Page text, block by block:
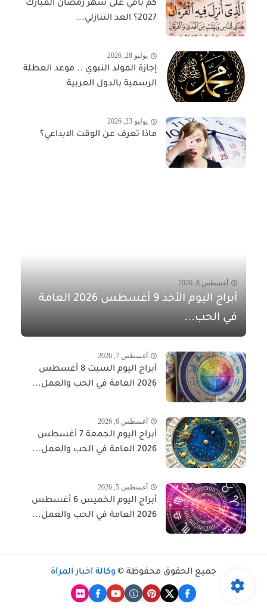
كم باقي على شهر رمضان المبارك
2027؟ العد التنازلي...
يوليو 28, 2026
إجازة المولد النبوي .. موعد العطلة
الرسمية بالدول العربية
يوليو 23, 2026
ماذا تعرف عن الوقت الابداعي؟
أغسطس 8, 2026
أبراج اليوم الأحد 9 أغسطس 2026 العامة
في الحب...
أغسطس 7, 2026
أبراج اليوم السبت 8 أغسطس
2026 العامة في الحب والعمل...
أغسطس 6, 2026
أبراج اليوم الجمعة 7 أغسطس
2026 العامة في الحب والعمل...
أغسطس 5, 2026
أبراج اليوم الخميس 6 أغسطس
2026 العامة في الحب والعمل...
جميع الحقوق محفوظة © وكالة أخبار المرأة